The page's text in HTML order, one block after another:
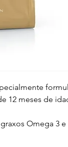
12 meses de
Omega 3 e